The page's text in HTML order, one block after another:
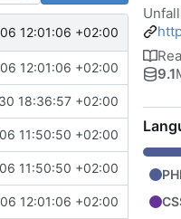
12:01:06 +02:00
generic
12:01:06 +02:00
18:36:57 +02:00
11:50:50 +02:00
11:50:50 +02:00
generic
12:01:06 +02:00
9.1